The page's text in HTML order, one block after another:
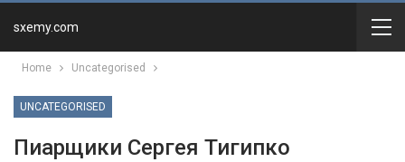
sxemy.com
Home Uncategorised
UNCATEGORISED
Пиарщики Сергея Тигипко